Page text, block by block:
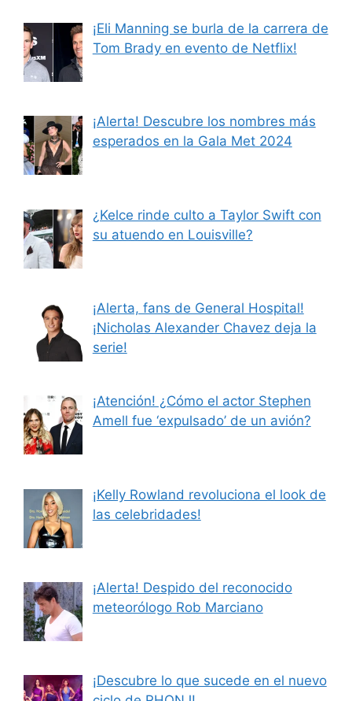
¡Eli Manning se burla de la carrera de
Tom Brady en evento de Netflix!
¡Alerta! Descubre los nombres más
esperados en la Gala Met 2024
¿Kelce rinde culto a Taylor Swift con
su atuendo en Louisville?
¡Alerta, fans de General Hospital!
¡Nicholas Alexander Chavez deja la
serie!
¡Atención! ¿Cómo el actor Stephen
Amell fue ‘expulsado’ de un avión?
¡Kelly Rowland revoluciona el look de
las celebridades!
¡Alerta! Despido del reconocido
meteorólogo Rob Marciano
¡Descubre lo que sucede en el nuevo